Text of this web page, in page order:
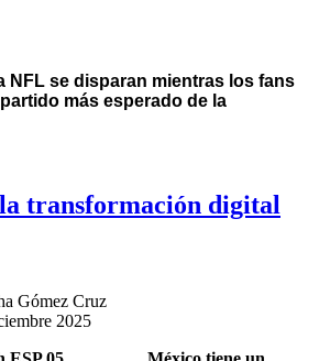
NFL se disparan mientras los fans
más esperado de la
transformación digital
Gómez Cruz
2025